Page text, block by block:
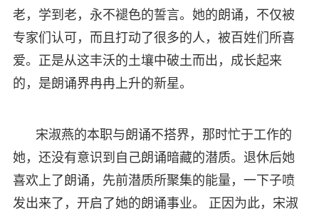
老，学到老，永不褪色的誓言。她的朗诵，不仅被
专家们认可，而且打动了很多的人，被百姓们所喜
爱。正是从这丰沃的土壤中破土而出，成长起来
的，是朗诵界冉冉上升的新星。
宋淑燕的本职与朗诵不搭界，那时忙于工作的
她，还没有意识到自己朗诵暗藏的潜质。退休后她
喜欢上了朗诵，先前潜质所聚集的能量，一下子喷
发出来了，开启了她的朗诵事业。 正因为此，宋淑